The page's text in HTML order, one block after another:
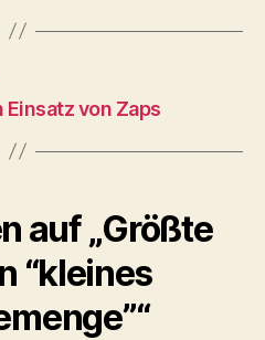
von Zaps
auf „Größte
“kleines